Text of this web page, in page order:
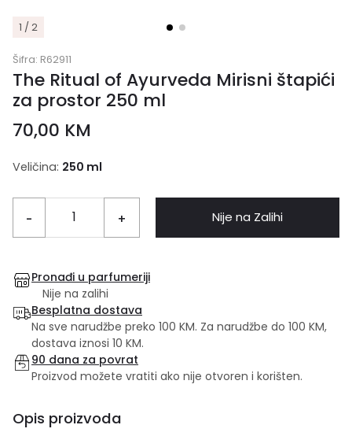
1 / 2
Šifra: R62911
The Ritual of Ayurveda Mirisni štapići
za prostor 250 ml
70,00 KM
Veličina: 250 ml
- + Nije na Zalihi
Pronađi u parfumeriji
Nije na zalihi
Besplatna dostava
Na sve narudžbe preko 100 KM. Za narudžbe do 100 KM,
dostava iznosi 10 KM.
90 dana za povrat
Proizvod možete vratiti ako nije otvoren i korišten.
Opis proizvoda